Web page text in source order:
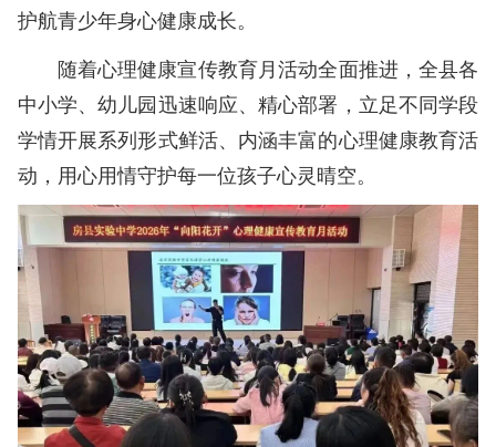
护航青少年身心健康成长。
随着心理健康宣传教育月活动全面推进，全县各
中小学、幼儿园迅速响应、精心部署，立足不同学段
学情开展系列形式鲜活、内涵丰富的心理健康教育活
动，用心用情守护每一位孩子心灵晴空。